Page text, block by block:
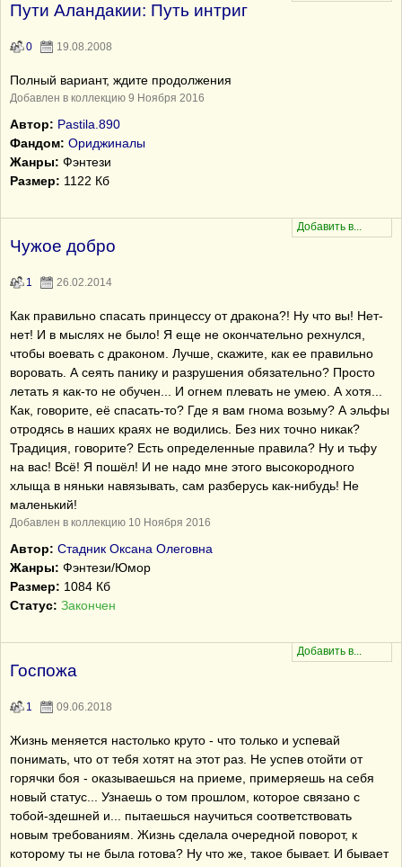
Пути Аландакии: Путь интриг
0 19.08.2008
Полный вариант, ждите продолжения
Добавлен в коллекцию 9 Ноября 2016
Автор: Pastila.890
Фандом: Ориджиналы
Жанры: Фэнтези
Размер: 1122 Кб
Чужое добро
1 26.02.2014
Как правильно спасать принцессу от дракона?! Ну что вы! Нет-
нет! И в мыслях не было! Я еще не окончательно рехнулся,
чтобы воевать с драконом. Лучше, скажите, как ее правильно
воровать. А сеять панику и разрушения обязательно? Просто
летать я как-то не обучен... И огнем плевать не умею. А хотя...
Как, говорите, её спасать-то? Где я вам гнома возьму? А эльфы
отродясь в наших краях не водились. Без них точно никак?
Традиция, говорите? Есть определенные правила? Ну и тьфу
на вас! Всё! Я пошёл! И не надо мне этого высокородного
хлыща в няньки навязывать, сам разберусь как-нибудь! Не
маленький!
Добавлен в коллекцию 10 Ноября 2016
Автор: Стадник Оксана Олеговна
Жанры: Фэнтези/Юмор
Размер: 1084 Кб
Статус: Закончен
Госпожа
1 09.06.2018
Жизнь меняется настолько круто - что только и успевай
понимать, что от тебя хотят на этот раз. Не успев отойти от
горячки боя - оказываешься на приеме, примеряешь на себя
новый статус... Узнаешь о том прошлом, которое связано с
тобой-здешней и... пытаешься научиться соответствовать
новым требованиям. Жизнь сделала очередной поворот, к
которому ты не была готова? Ну что же, такое бывает. И бывает